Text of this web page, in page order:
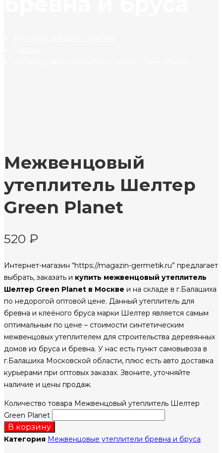
Межвенцовый
утеплитель Шелтер
Green Planet
520 ₽
Интернет-магазин “https://magazin-germetik.ru” предлагает
выбрать, заказать и купить межвенцовый утеплитель
Шелтер Green Planet в Москве и на складе в г.Балашиха
по недорогой оптовой цене. Данный утеплитель для
бревна и клеёного бруса марки Шелтер является самым
оптимальным по цене – стоимости синтетическим
межвенцовых утеплителем для строительства деревянных
домов из бруса и бревна. У нас есть пункт самовывоза в
г.Балашиха Московской области, плюс есть авто доставка
курьерами при оптовых заказах. Звоните, уточняйте
наличие и цены продаж.
Количество товара Межвенцовый утеплитель Шелтер
Green Planet
В корзину
Категория Межвенцовые утеплители бревна и бруса